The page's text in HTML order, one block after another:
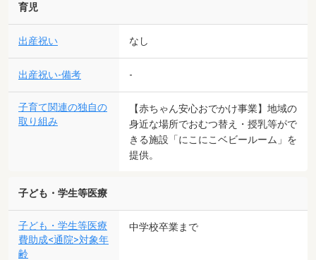
育児
出産祝い なし
出産祝い-備考 -
子育て関連の独自の
取り組み
【赤ちゃん安心おでかけ事業】地域の
身近な場所でおむつ替え・授乳等がで
きる施設「にこにこベビールーム」を
提供。
子ども・学生等医療
子ども・学生等医療
費助成<通院>対象年
齢
中学校卒業まで